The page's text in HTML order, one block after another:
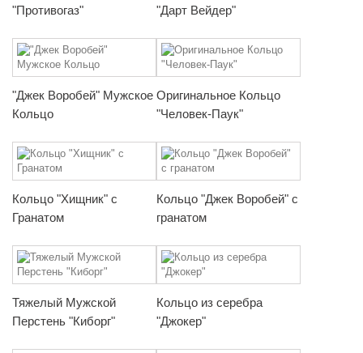
"Противогаз"
"Дарт Вейдер"
"Джек Воробей" Мужское
Кольцо
Оригинальное Кольцо
"Человек-Паук"
Кольцо "Хищник" с
Гранатом
Кольцо "Джек Воробей" с
гранатом
Тяжелый Мужской
Перстень "Киборг"
Кольцо из серебра
"Джокер"